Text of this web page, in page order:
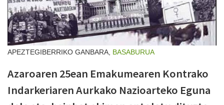
APEZTEGIBERRIKO GANBARA, BASABURUA
Azaroaren 25ean Emakumearen Kontrako
Indarkeriaren Aurkako Nazioarteko Eguna